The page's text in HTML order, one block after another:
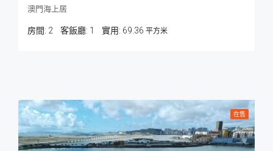
澳門海上居
房間: 2 客飯廳: 1 69.36 平方米
在售